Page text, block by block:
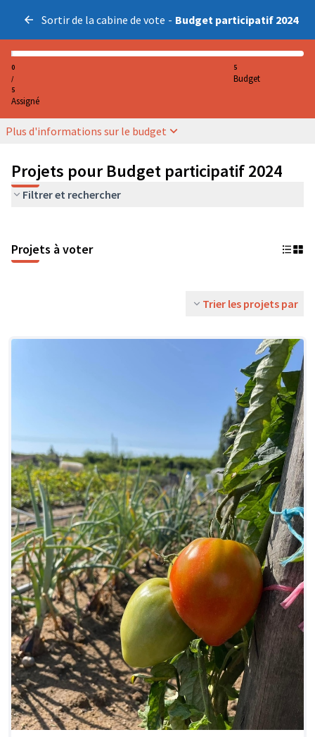
Sortir de la cabine de vote - Budget participatif 2024
0
/
5
Assigné
5
Budget
Plus d'informations sur le budget
Projets pour Budget participatif 2024
Filtrer et rechercher
Projets à voter
Trier les projets par